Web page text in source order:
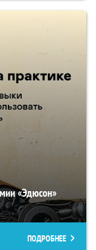
«Эдюсон»
ПОДРОБНЕЕ